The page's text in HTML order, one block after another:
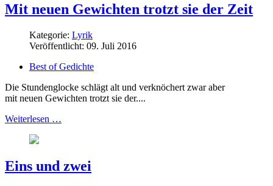
Mit neuen Gewichten trotzt sie der Zeit
Kategorie: Lyrik
Veröffentlicht: 09. Juli 2016
Best of Gedichte
Die Stundenglocke schlägt alt und verknöchert zwar aber
mit neuen Gewichten trotzt sie der....
Weiterlesen …
Eins und zwei